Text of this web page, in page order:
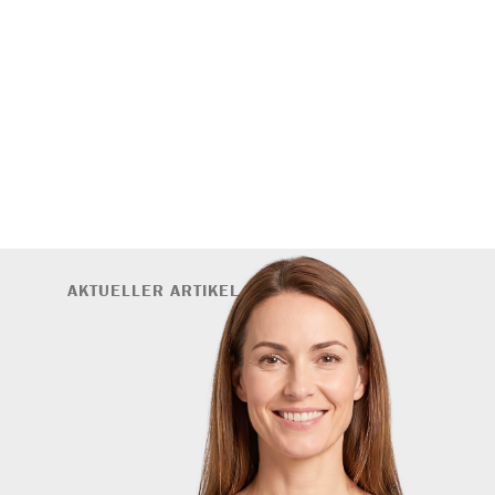
AKTUELLER ARTIKEL